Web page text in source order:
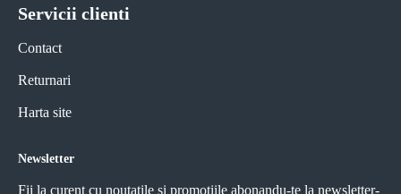
Servicii clienti
Contact
Returnari
Harta site
Newsletter
Fii la curent cu noutațile si promotiile abonandu-te la newsletter-